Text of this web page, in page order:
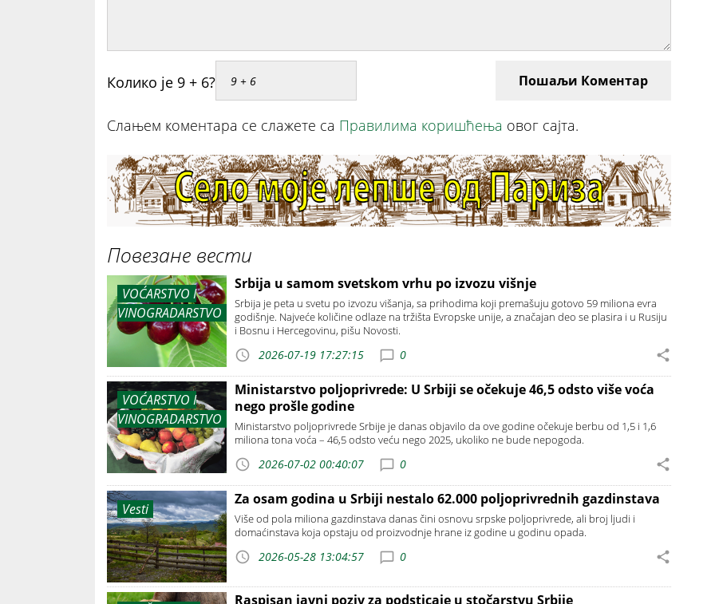
Колико је 9 + 6? Пошаљи Коментар
Слањем коментара се слажете са Правилима коришћења овог сајта.
Повезане вести
VOĆARSTVO I
VINOGRADARSTVO
Srbija u samom svetskom vrhu po izvozu višnje
Srbija je peta u svetu po izvozu višanja, sa prihodima koji premašuju gotovo 59 miliona evra
godišnje. Najveće količine odlaze na tržišta Evropske unije, a značajan deo se plasira i u Rusiju
i Bosnu i Hercegovinu, pišu Novosti.
2026-07-19 17:27:15 0
VOĆARSTVO I
VINOGRADARSTVO
Ministarstvo poljoprivrede: U Srbiji se očekuje 46,5 odsto više voća
nego prošle godine
Ministarstvo poljoprivrede Srbije je danas objavilo da ove godine očekuje berbu od 1,5 i 1,6
miliona tona voća – 46,5 odsto veću nego 2025, ukoliko ne bude nepogoda.
2026-07-02 00:40:07 0
Vesti
Za osam godina u Srbiji nestalo 62.000 poljoprivrednih gazdinstava
Više od pola miliona gazdinstava danas čini osnovu srpske poljoprivrede, ali broj ljudi i
domaćinstava koja opstaju od proizvodnje hrane iz godine u godinu opada.
2026-05-28 13:04:57 0
Raspisan javni poziv za podsticaje u stočarstvu Srbije